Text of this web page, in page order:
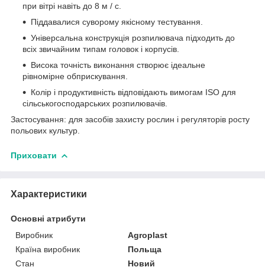
при вітрі навіть до 8 м / с.
Піддавалися суворому якісному тестування.
Універсальна конструкція розпилювача підходить до
всіх звичайним типам головок і корпусів.
Висока точність виконання створює ідеальне
рівномірне обприскування.
Колір і продуктивність відповідають вимогам ISO для
сільськогосподарських розпилювачів.
Застосування: для засобів захисту рослин і регуляторів росту
польових культур.
Приховати
Характеристики
Основні атрибути
Виробник
Agroplast
Країна виробник
Польща
Стан
Новий